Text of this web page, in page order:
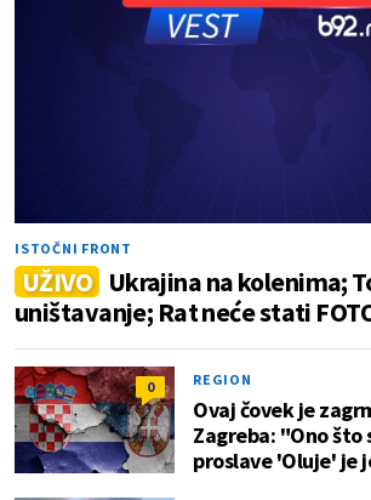
ISTOČNI FRONT
UŽIVO Ukrajina na kolenima;
uništavanje; Rat neće stati
0 REGION
Ovaj čovek je
Zagreba: "Ono što
proslave 'Oluje' je